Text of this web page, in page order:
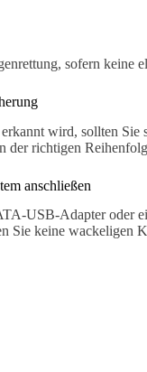
sofern keine
wird, sollten
der richtigen
anschließen
USB-Adapter oder
Sie keine wackeligen